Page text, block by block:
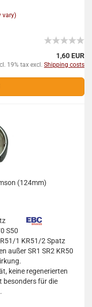
vary)
1,60 EUR
19% tax excl. Shipping costs
(124mm)
S50
1 KR51/2 Spatz
außer SR1 SR2 KR50
keine regenerierten
besonders für die